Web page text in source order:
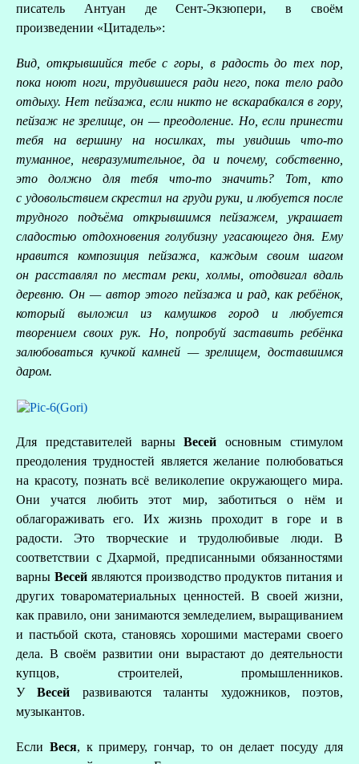
писатель Антуан де Сент-Экзюпери, в своём
произведении «Цитадель»:
Вид, открывшийся тебе с горы, в радость до тех пор,
пока ноют ноги, трудившиеся ради него, пока тело радо
отдыху. Нет пейзажа, если никто не вскарабкался в гору,
пейзаж не зрелище, он — преодоление. Но, если принести
тебя на вершину на носилках, ты увидишь что-то
туманное, невразумительное, да и почему, собственно,
это должно для тебя что-то значить? Тот, кто
с удовольствием скрестил на груди руки, и любуется после
трудного подъёма открывшимся пейзажем, украшает
сладостью отдохновения голубизну угасающего дня. Ему
нравится композиция пейзажа, каждым своим шагом
он расставлял по местам реки, холмы, отодвигал вдаль
деревню. Он — автор этого пейзажа и рад, как ребёнок,
который выложил из камушков город и любуется
творением своих рук. Но, попробуй заставить ребёнка
залюбоваться кучкой камней — зрелищем, доставшимся
даром.
Для представителей варныВесей основным стимулом
преодоления трудностей является желание полюбоваться
на красоту, познать всё великолепие окружающего мира.
Они учатся любить этот мир, заботиться о нём и
облагораживать его. Их жизнь проходит в горе и в
радости. Это творческие и трудолюбивые люди. В
соответствии с Дхармой, предписанными обязанностями
варны Весейявляются производство продуктов питания и
других товароматериальных ценностей. В своей жизни,
как правило, они занимаются земледелием, выращиванием
и пастьбой скота, становясь хорошими мастерами своего
дела. В своём развитии они вырастают до деятельности
купцов, строителей, промышленников.
УВесей развиваются таланты художников, поэтов,
музыкантов.
Если Веся, к примеру, гончар, то он делает посуду для